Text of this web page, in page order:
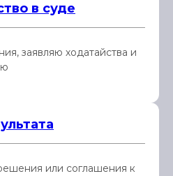
в суде
заявляю ходатайства и
или соглашения к